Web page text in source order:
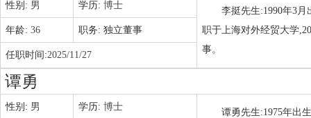
性别: 男 学历: 博士
李挺先生:1990年3
职于上海对外经贸大学
事。
年龄: 36 职务: 独立董事
任职时间:2025/11/27
谭勇
性别: 男 学历: 博士
谭勇先生:1975年出